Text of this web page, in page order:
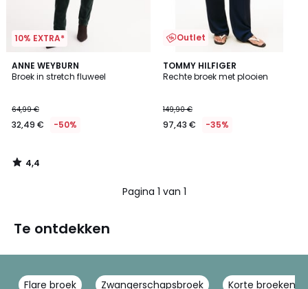
10% EXTRA*
ANNE WEYBURN
Broek in stretch fluweel
64,99 €
32,49 € -50%
4,4
/ 5
4,4
/
Outlet
TOMMY HILFIGER
Rechte broek met plooien
149,90 €
97,43 € -35%
Pagina 1 van 1
Te ontdekken
Flare broek Zwangerschapsbroek Korte broeken